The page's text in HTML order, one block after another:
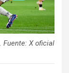
Fuente: X oficial